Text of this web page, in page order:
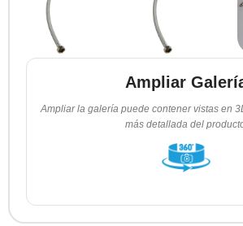
Ampliar
Ampliar la galería puede contener vistas en
más detallada del